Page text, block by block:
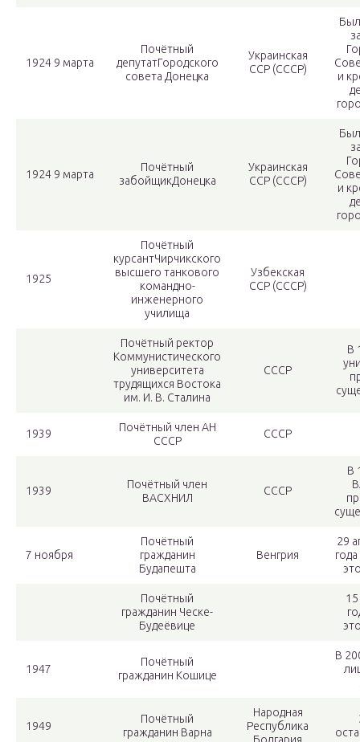
1924 9 марта
Почётный
депутатГородского
совета Донецка
Украинская
ССР (СССР)
и
1924 9 марта
Почётный
забойщикДонецка
Украинская
ССР (СССР)
и
1925
Почётный
курсантЧирчикского
высшего танкового
командно-
инженерного
училища
Узбекская
ССР (СССР)
Почётный ректор
Коммунистического
университета
трудящихся Востока
им. И. В. Сталина
СССР
В
1939
Почётный член АН
СССР
СССР
1939
Почётный член
ВАСХНИЛ
СССР
В
7 ноября
Почётный
гражданин
Будапешта
Венгрия
29
Почётный
гражданин Ческе-
Будеёвице
1947
Почётный
гражданин Кошице
В
1949
Почётный
гражданин Варна
Народная
Республика